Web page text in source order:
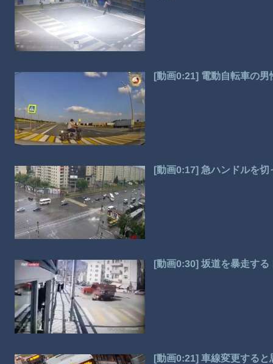
[動画0:21] 電動自転車の男
[動画0:17] 急ハンドルを
[動画0:30] 坂道を暴走す
[動画0:21] 車線変更する